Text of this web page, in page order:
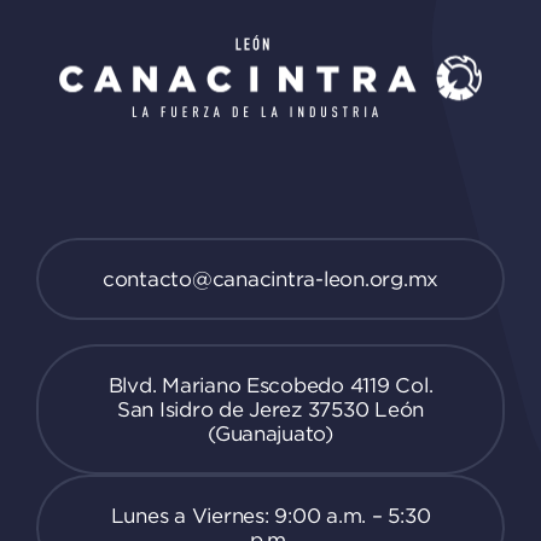
contacto@canacintra-leon.org.mx
Blvd. Mariano Escobedo 4119 Col.
San Isidro de Jerez 37530 León
(Guanajuato)
Lunes a Viernes: 9:00 a.m. – 5:30